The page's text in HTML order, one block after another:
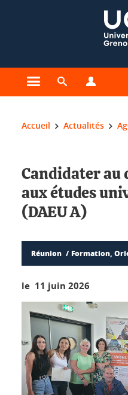
Ouvrir le menu principal
Ouvrir le moteur
Vous êtes ici :
Accueil Actualités
Candidater au
aux études
(DAEU A)
Réunion Formation,
le 11 juin 2026